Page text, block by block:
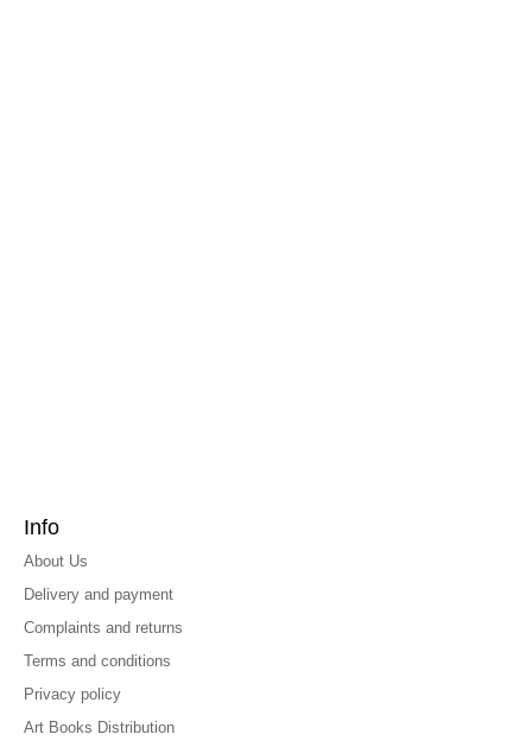
Info
About Us
Delivery and payment
Complaints and returns
Terms and conditions
Privacy policy
Art Books Distribution